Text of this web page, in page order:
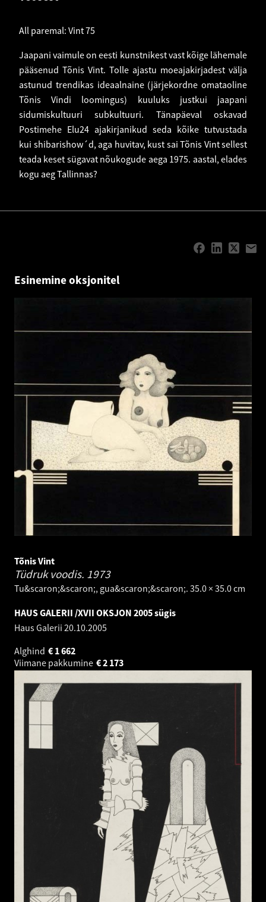
All paremal: Vint 75
Jaapani vaimule on eesti kunstnikest vast kõige lähemale
pääsenud Tõnis Vint. Tolle ajastu moeajakirjadest välja
astunud trendikas ideaalnaine (järjekordne omataoline
Tõnis Vindi loomingus) kuuluks justkui jaapani
sidumiskultuuri subkultuuri. Tänapäeval oskavad
Postimehe Elu24 ajakirjanikud seda kõike tutvustada
kui shibarishow´d, aga huvitav, kust sai Tõnis Vint sellest
teada keset sügavat nõukogude aega 1975. aastal, elades
kogu aeg Tallinnas?
Esinemine oksjonitel
Tõnis Vint
Tüdruk voodis. 1973
Tu&scaron;&scaron;, gua&scaron;&scaron;. 35.0 × 35.0 cm
HAUS GALERII /XVII OKSJON 2005 sügis
Haus Galerii 20.10.2005
Alghind
1 662
€
Viimane pakkumine
2 173
€